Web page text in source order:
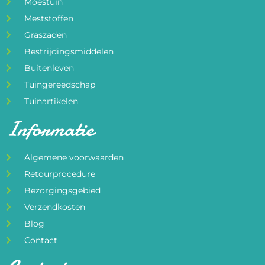
Meststoffen
Graszaden
Bestrijdingsmiddelen
Buitenleven
Tuingereedschap
Tuinartikelen
Informatie
Algemene voorwaarden
Retourprocedure
Bezorgingsgebied
Verzendkosten
Blog
Contact